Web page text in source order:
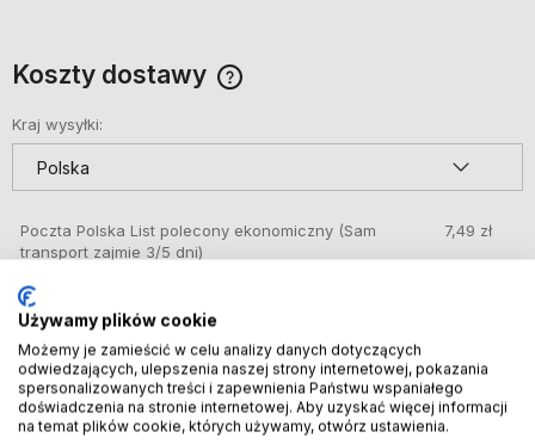
Koszty dostawy
Kraj wysyłki:
Poczta Polska List polecony ekonomiczny (Sam
transport zajmie 3/5 dni)
7,49 zł
DPD automat paczkowy
(dni robocze) a przesyłkę wyślemy dziś, dostawa
1 dzień)
GLS – doręczenie do automatów Orlen Paczka,
sklepów Żabka i innych (Kup do godziny 14:30
(dni robocze) a przesyłkę wyślemy dziś, dostawa
8,49 zł
Używamy plików cookie
Możemy je zamieścić w celu analizy danych dotyczących
odwiedzających, ulepszenia naszej strony internetowej, pokazania
spersonalizowanych treści i zapewnienia Państwu wspaniałego
doświadczenia na stronie internetowej. Aby uzyskać więcej informacji
na temat plików cookie, których używamy, otwórz ustawienia.